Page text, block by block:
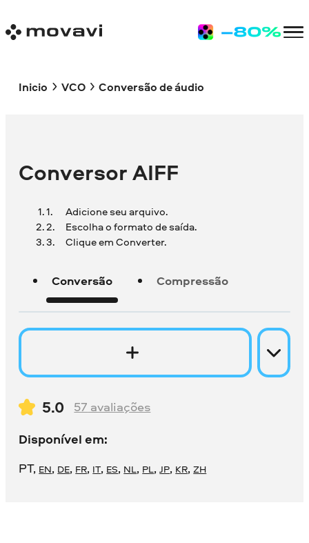
Inicio VCO Conversão de áudio
Conversor AIFF
Adicione seu arquivo.
Escolha o formato de saída.
Clique em Converter.
Conversão Compressão
5.0 57 avaliações
Disponível em:
PT, EN, DE, FR, IT, ES, NL, PL,JP, KR,ZH